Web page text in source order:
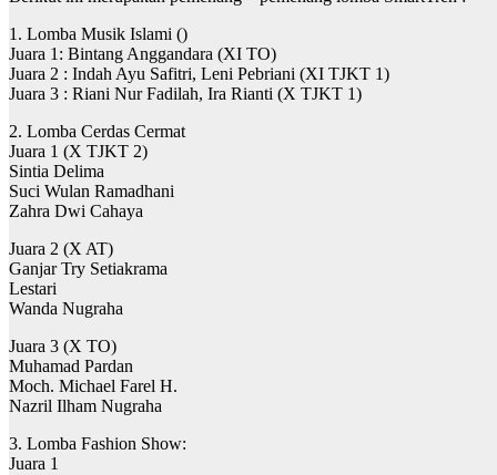
1. Lomba Musik Islami ()
Juara 1: Bintang Anggandara (XI TO)
Juara 2 : Indah Ayu Safitri, Leni Pebriani (XI TJKT 1)
Juara 3 : Riani Nur Fadilah, Ira Rianti (X TJKT 1)
2. Lomba Cerdas Cermat
Juara 1 (X TJKT 2)
Sintia Delima
Suci Wulan Ramadhani
Zahra Dwi Cahaya
Juara 2 (X AT)
Ganjar Try Setiakrama
Lestari
Wanda Nugraha
Juara 3 (X TO)
Muhamad Pardan
Moch. Michael Farel H.
Nazril Ilham Nugraha
3. Lomba Fashion Show:
Juara 1